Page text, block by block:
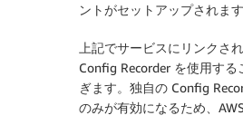
ントがセットアップされます
上記でサービスにリンクさ
Config Recorder を使用す
ぎます。独自の Config
のみが有効になるため、